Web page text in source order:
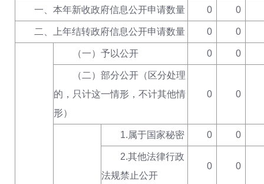
一、本年新收政府信息公开申请数量 0 0
二、上年结转政府信息公开申请数量 0 0
（一）予以公开 0 0
（二）部分公开（区分处理
的，只计这一情形，不计其他情
形）
0 0
1.属于国家秘密 0 0
2.其他法律行政
法规禁止公开
0 0